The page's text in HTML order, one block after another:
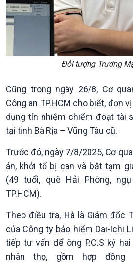
Văn hoá & Du lịch
Tin Văn hoá & Du lịch
Chát với người nổi tiếng
Câu chuyện Thể thao
Ảnh
E-
Đối tượng Trương
Cũng trong ngày 26/8, Cơ
Công an TP.HCM cho biết, đơn
dụng tín nhiệm chiếm đoạt tài
tại tỉnh Bà Rịa – Vũng Tàu cũ.
Trước đó, ngày 7/8/2025, Cơ
án, khởi tố bị can và bắt tạm
(49 tuổi, quê Hải Phòng,
TP.HCM).
Theo điều tra, Hà là Giám đốc
của Công ty bảo hiểm Dai-Ichi
tiếp tư vấn để ông P.C.S ký
nhân thọ, gồm hợp đồng